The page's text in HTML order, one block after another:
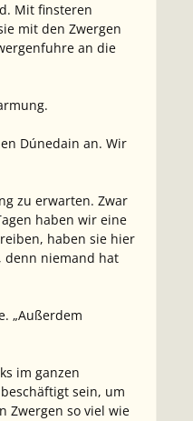
Mit finsteren
mit den Zwergen
an die
Dúnedain an. Wir
zu erwarten. Zwar
haben wir eine
haben sie hier
denn niemand hat
„Außerdem
im ganzen
sein, um
Zwergen so viel wie